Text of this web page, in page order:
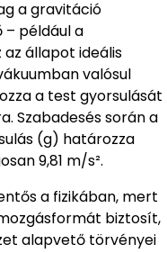
a gravitáció
– például a
az állapot ideális
valósul
a test gyorsulását
Szabadesés során a
(g) határozza
9,81 m/s².
a fizikában, mert
biztosít,
alapvető törvényei